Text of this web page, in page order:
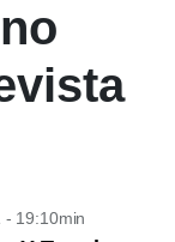
- 19:10min